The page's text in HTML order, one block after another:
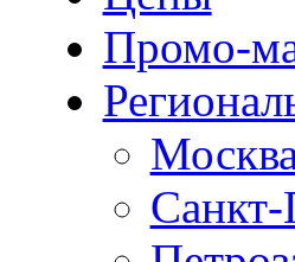
Промо-
Санкт-